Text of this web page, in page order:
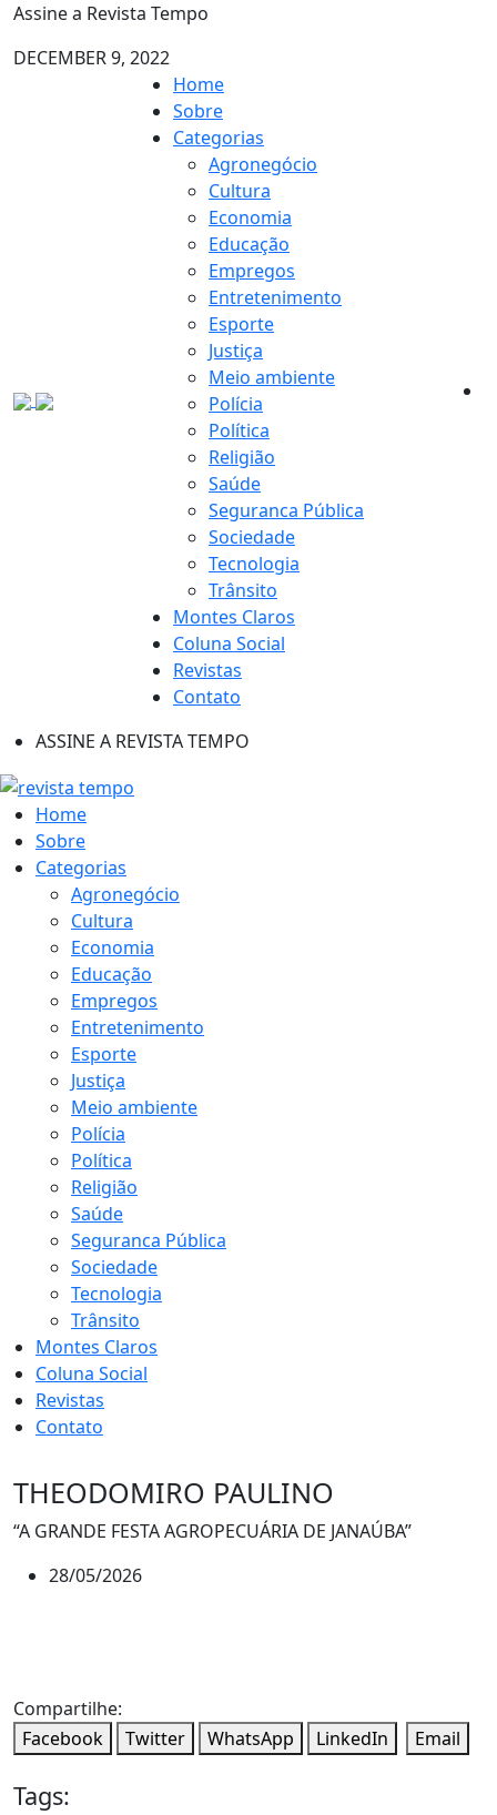
Assine a Revista Tempo
DECEMBER 9, 2022
Home
Sobre
Categorias
Agronegócio
Cultura
Economia
Educação
Empregos
Entretenimento
Esporte
Justiça
Meio ambiente
Polícia
Política
Religião
Saúde
Seguranca Pública
Sociedade
Tecnologia
Trânsito
Montes Claros
Coluna Social
Revistas
Contato
ASSINE A REVISTA TEMPO
Home
Sobre
Categorias
Agronegócio
Cultura
Economia
Educação
Empregos
Entretenimento
Esporte
Justiça
Meio ambiente
Polícia
Política
Religião
Saúde
Seguranca Pública
Sociedade
Tecnologia
Trânsito
Montes Claros
Coluna Social
Revistas
Contato
THEODOMIRO PAULINO
“A GRANDE FESTA AGROPECUÁRIA DE JANAÚBA”
28/05/2026
Compartilhe:
Facebook
Twitter WhatsApp LinkedIn Email
Tags: